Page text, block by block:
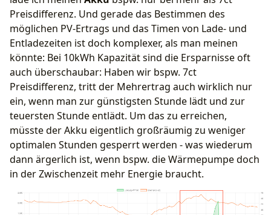
Preisdifferenz. Und gerade das Bestimmen des
möglichen PV-Ertrags und das Timen von Lade- und
Entladezeiten ist doch komplexer, als man meinen
könnte: Bei 10kWh Kapazität sind die Ersparnisse oft
auch überschaubar: Haben wir bspw. 7ct
Preisdifferenz, tritt der Mehrertrag auch wirklich nur
ein, wenn man zur günstigsten Stunde lädt und zur
teuersten Stunde entlädt. Um das zu erreichen,
müsste der Akku eigentlich großräumig zu weniger
optimalen Stunden gesperrt werden - was wiederum
dann ärgerlich ist, wenn bspw. die Wärmepumpe doch
in der Zwischenzeit mehr Energie braucht.